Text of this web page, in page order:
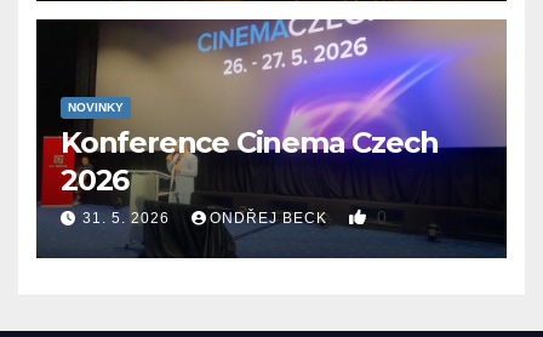
NOVINKY
Konference Cinema Czech
2026
31. 5. 2026 ONDŘEJ BECK 0